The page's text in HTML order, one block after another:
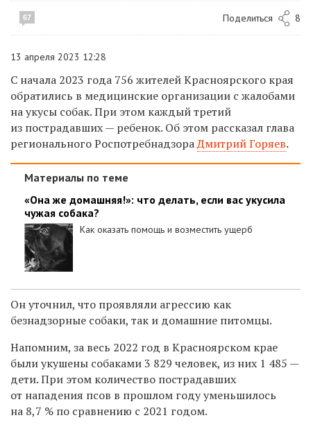
67 Поделиться 8
13 апреля 2023 12:28
С начала 2023 года 756 жителей Красноярского края
обратились в медицинские организации с жалобами
на укусы собак. При этом каждый третий
из пострадавших — ребенок. Об этом рассказал глава
регионального РоспотребнадзораДмитрий Горяев.
Материалы по теме
«Она же домашняя!»: что делать, если вас укусила
чужая собака?
Как оказать помощь и возместить ущерб
Он уточнил, что проявляли агрессию как
безнадзорные собаки, так и домашние питомцы.
Напомним, за весь 2022 год в Красноярском крае
были укушены собаками 3 829 человек, из них 1 485 —
дети.При этом количество пострадавших
от нападения псов в прошлом годууменьшилось
на 8,7 % по сравнению с 2021 годом.